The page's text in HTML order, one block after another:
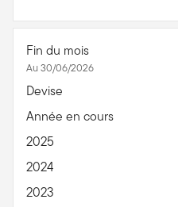
Fin du mois
Au 30/06/2026
Devise
Année en cours
2025
2024
2023